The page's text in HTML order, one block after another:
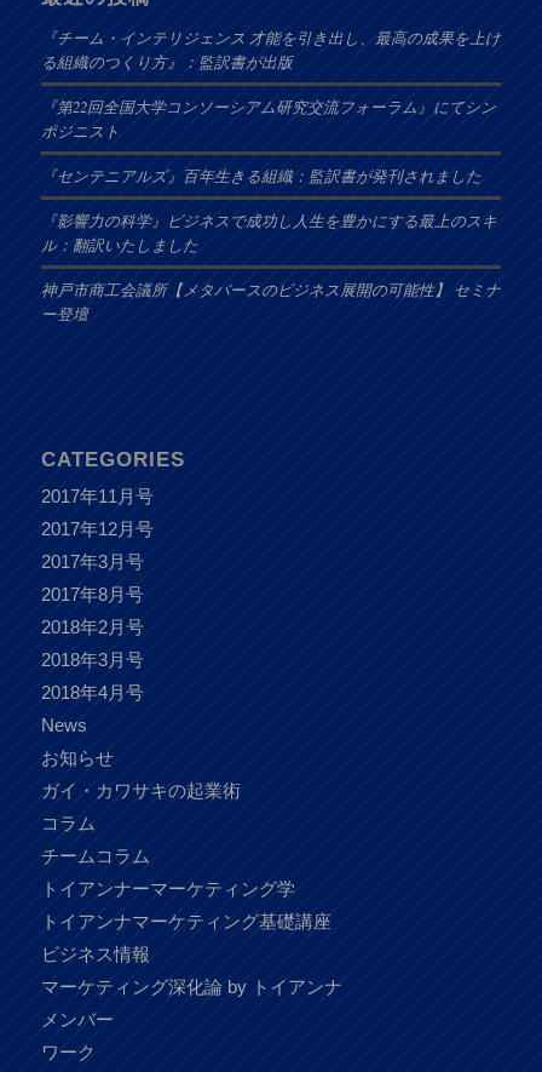
『チーム・インテリジェンス 才能を引き出し、最高の成果を上げ
る組織のつくり方』：監訳書が出版
『第22回全国大学コンソーシアム研究交流フォーラム』にてシン
ポジニスト
『センテニアルズ』百年生きる組織：監訳書が発刊されました
『影響力の科学』ビジネスで成功し人生を豊かにする最上のスキ
ル：翻訳いたしました
神戸市商工会議所【メタバースのビジネス展開の可能性】 セミナ
ー登壇
CATEGORIES
2017年11月号
2017年12月号
2017年3月号
2017年8月号
2018年2月号
2018年3月号
2018年4月号
News
お知らせ
ガイ・カワサキの起業術
コラム
チームコラム
トイアンナーマーケティング学
トイアンナマーケティング基礎講座
ビジネス情報
マーケティング深化論 by トイアンナ
メンバー
ワーク